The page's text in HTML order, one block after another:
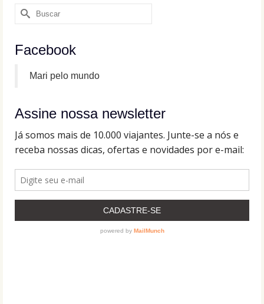
Buscar
por:
Facebook
Mari pelo mundo
Assine nossa newsletter